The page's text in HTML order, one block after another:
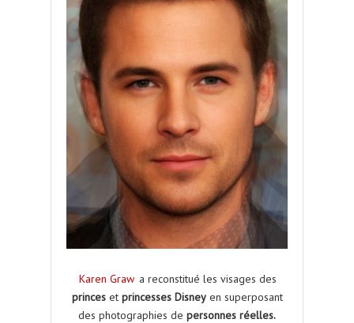
Karen Graw a reconstitué les visages des
princeset princesses Disneyen superposant
des photographies de personnes réelles.